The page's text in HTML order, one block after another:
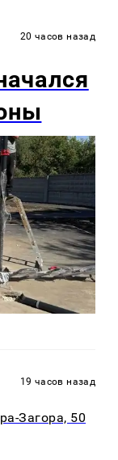
20 часов назад
19 часов назад
Загора, 50